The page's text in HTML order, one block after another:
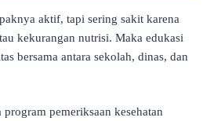
aktif, tapi sering sakit karena
kekurangan nutrisi. Maka edukasi
bersama antara sekolah, dinas, dan
pemeriksaan kesehatan